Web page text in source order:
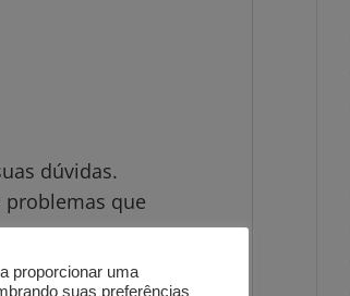
dúvidas.
que
local.
proporcionar uma
suas preferências